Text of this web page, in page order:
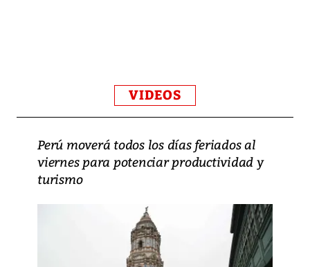
VIDEOS
Perú moverá todos los días feriados al
viernes para potenciar productividad y
turismo